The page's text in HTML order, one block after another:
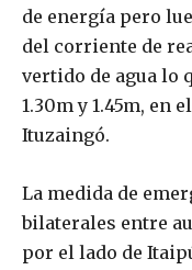
de energía pero
del corriente de
vertido de agua lo
1.30m y 1.45m, en
Ituzaingó.
La medida de
bilaterales entre
por el lado de